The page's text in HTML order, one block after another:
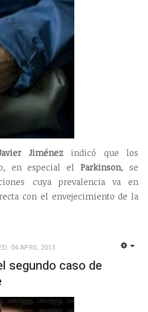
Jiménezindicó que los
en especial elParkinson, se
cuya prevalencia va en
con el envejecimiento de la
04 APRIL 2013
segundo caso de